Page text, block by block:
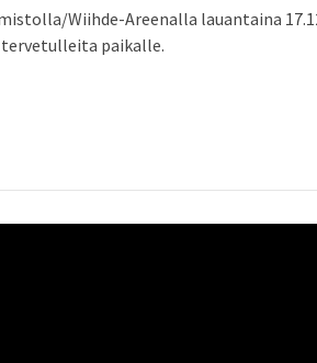
Wiihde-Areenalla lauantaina
paikalle.